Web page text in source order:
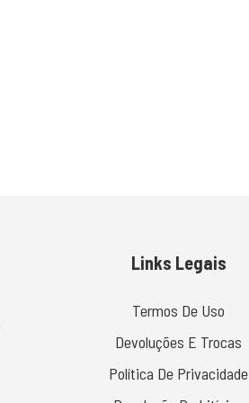
Links Legais
Termos De Uso
Devoluções E Trocas
Política De Privacidade